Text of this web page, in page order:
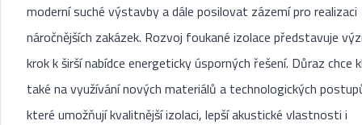
moderní suché výstavby a dále posilovat zázemí pro realizaci
náročnějších zakázek. Rozvoj foukané izolace představuje
krok k širší nabídce energeticky úsporných řešení. Důraz chce
také na využívání nových materiálů a technologických
které umožňují kvalitnější izolaci, lepší akustické vlastnosti i